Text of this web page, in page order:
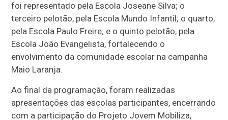
foi representado pela Escola Joseane Silva; o
terceiro pelotão, pela Escola Mundo Infantil; o quarto,
pela Escola Paulo Freire; e o quinto pelotão, pela
Escola João Evangelista, fortalecendo o
envolvimento da comunidade escolar na campanha
Maio Laranja.
Ao final da programação, foram realizadas
apresentações das escolas participantes, encerrando
com a participação do Projeto Jovem Mobiliza,